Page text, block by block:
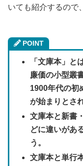
いても紹介するので
POINT
「文庫本」と
廉価の小型叢
1900年代の初
が始まりとさ
文庫本と新書
どに違いがあ
う。
文庫本と単行